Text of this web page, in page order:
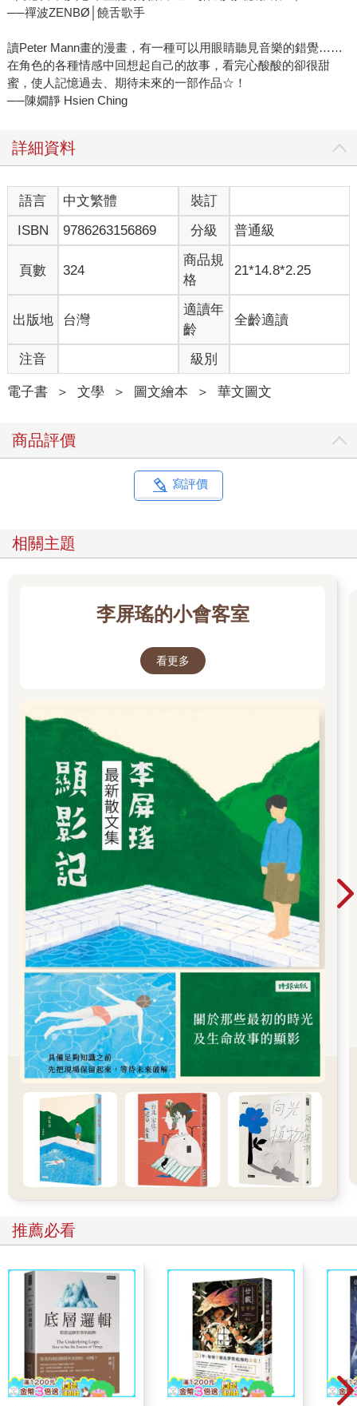
──禪波ZENBØ│饒舌歌手
讀Peter Mann畫的漫畫，有一種可以用眼睛聽見音樂的錯覺……
在角色的各種情感中回想起自己的故事，看完心酸酸的卻很甜
蜜，使人記憶過去、期待未來的一部作品☆！
──陳嫺靜 Hsien Ching
詳細資料
語言 中文繁體
裝訂
ISBN
9786263156869 分級 普通級
頁數 324
商品規
格
21*14.8*2.25
出版地 台灣
適讀年
齡
全齡適讀
注音 級別
電子書 ＞ 文學 ＞ 圖文繪本 ＞ 華文圖文
商品評價
寫評價
相關主題
李屏瑤的小會客室
看更多
推薦必看